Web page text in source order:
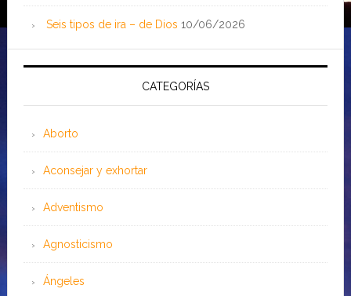
Seis tipos de ira – de Dios 10/06/2026
CATEGORÍAS
Aborto
Aconsejar y exhortar
Adventismo
Agnosticismo
Ángeles